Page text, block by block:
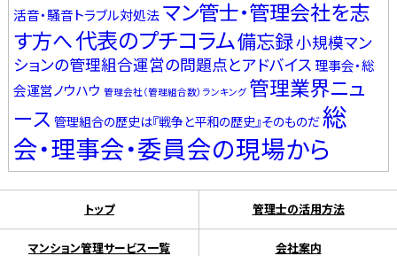
活音・騒音トラブル対処法 マン管士・管理会社を志
す方へ代表のプチコラム備忘録小規模マン
ションの管理組合運営の問題点とアドバイス 理事会・総
会運営ノウハウ 管理会社（管理組合数）ランキング 管理業界ニュ
ース 管理組合の歴史は『戦争と平和の歴史』そのものだ総
会・理事会・委員会の現場から
トップ 管理士の活用方法
マンション管理サービス一覧 会社案内